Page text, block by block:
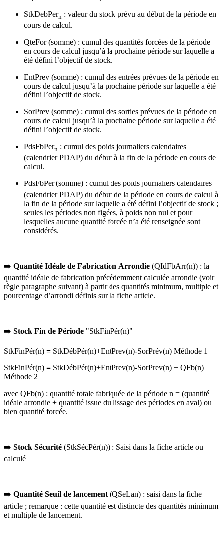
StkDebPern : valeur du stock prévu au début de la période en
cours de calcul.
QteFor (somme) : cumul des quantités forcées de la période
en cours de calcul jusqu’à la prochaine période sur laquelle a
été défini l’objectif de stock.
EntPrev (somme) : cumul des entrées prévues de la période en
cours de calcul jusqu’à la prochaine période sur laquelle a été
défini l’objectif de stock.
SorPrev (somme) : cumul des sorties prévues de la période en
cours de calcul jusqu’à la prochaine période sur laquelle a été
défini l’objectif de stock.
PdsFbPern : cumul des poids journaliers calendaires
(calendrier PDAP) du début à la fin de la période en cours de
calcul.
PdsFbPer(somme) : cumul des poids journaliers calendaires
(calendrier PDAP) du début de la période en cours de calcul à
la fin de la période sur laquelle a été défini l’objectif de stock ;
seules les périodes non figées, à poids non nul et pour
lesquelles aucune quantité forcée n’a été renseignée sont
considérés.
➡️ Quantité Idéale de Fabrication Arrondie (QIdFbArr(n)) : la
quantité idéale de fabrication précédemment calculée arrondie (voir
règle paragraphe suivant) à partir des quantités minimum, multiple et
pourcentage d’arrondi définis sur la fiche article.
➡️ Stock Fin de Période "StkFinPér(n)"
StkFinPér(n) = StkDébPér(n)+EntPrev(n)-SorPrév(n) Méthode 1
StkFinPér(n) = StkDébPér(n)+EntPrev(n)-SorPrev(n) + QFb(n)
Méthode 2
avec QFb(n) : quantité totale fabriquée de la période n = (quantité
idéale arrondie + quantité issue du lissage des périodes en aval) ou
bien quantité forcée.
➡️ Stock Sécurité (StkSécPér(n)) : Saisi dans la fiche article ou
calculé
➡️ Quantité Seuil de lancement (QSeLan) : saisi dans la fiche
article ; remarque : cette quantité est distincte des quantités minimum
et multiple de lancement.